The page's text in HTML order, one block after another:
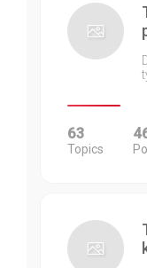
63
Topics